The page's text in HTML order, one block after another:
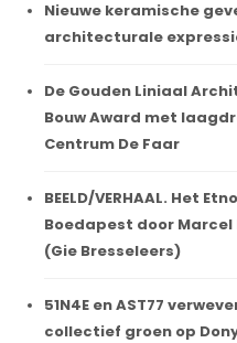
Nieuwe keramische
architecturale
De Gouden Liniaal
Bouw Award met
Centrum De Faar
BEELD/VERHAAL. Het
Boedapest door
(Gie Bresseleers)
51N4E en AST77
collectief groen op